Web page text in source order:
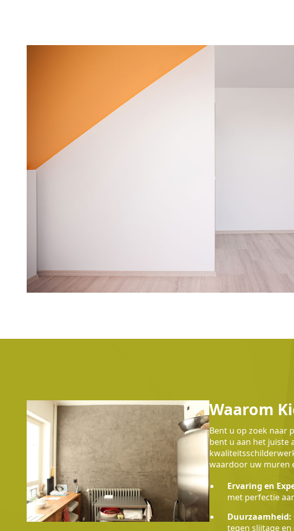
Waarom
Bent u op zoek naar
bent u aan het juiste
waardoor uw muren
Ervaring en
met perfectie
Duurzaamheid:
tegen slijtage